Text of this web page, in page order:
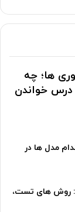
ها؛ چه
درس خواندن
مدل ها در
روش های تست،